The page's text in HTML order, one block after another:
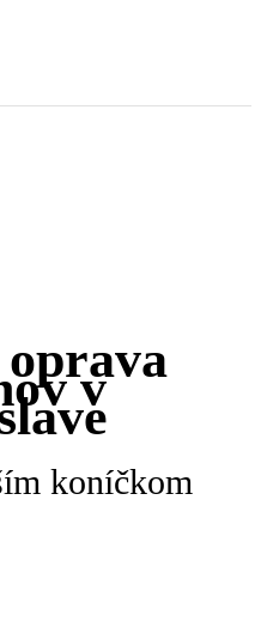
oprava
v
koníčkom